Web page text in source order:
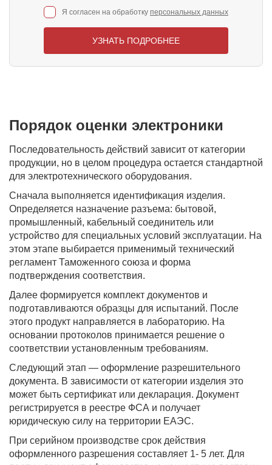
Я согласен на обработку персональных данных
УЗНАТЬ ПОДРОБНЕЕ
Порядок оценки электроники
Последовательность действий зависит от категории
продукции, но в целом процедура остается стандартной
для электротехнического оборудования.
Сначала выполняется идентификация изделия.
Определяется назначение разъема: бытовой,
промышленный, кабельный соединитель или
устройство для специальных условий эксплуатации. На
этом этапе выбирается применимый технический
регламент Таможенного союза и форма
подтверждения соответствия.
Далее формируется комплект документов и
подготавливаются образцы для испытаний. После
этого продукт направляется в лабораторию. На
основании протоколов принимается решение о
соответствии установленным требованиям.
Следующий этап — оформление разрешительного
документа. В зависимости от категории изделия это
может быть сертификат или декларация. Документ
регистрируется в реестре ФСА и получает
юридическую силу на территории ЕАЭС.
При серийном производстве срок действия
оформленного разрешения составляет 1- 5 лет. Для